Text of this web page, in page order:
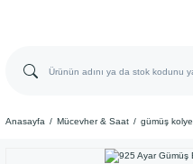
Anasayfa Mücevher & Saat gümüş kolye